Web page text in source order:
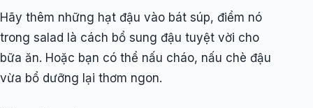
Hãy thêm những hạt đậu vào bát súp, điểm nó
trong salad là cách bổ sung đậu tuyệt vời cho
bữa ăn. Hoặc bạn có thể nấu cháo, nấu chè đậu
vừa bổ dưỡng lại thơm ngon.